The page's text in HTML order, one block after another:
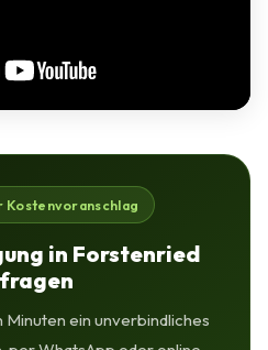
Kostenvoranschlag
in Forstenried
Minuten ein unverbindliches